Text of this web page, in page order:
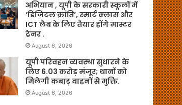
अभियान , यूपी के सरकारी स्कूलों में
‘डिजिटल क्रांति’, स्मार्ट क्लास और
ICT लैब के लिए तैयार होंगे मास्टर
ट्रेनर .
August 6, 2026
यूपी परिवहन व्यवस्था सुधारने के
लिए 6.03 करोड़ मंजूर; थानों को
मिलेगी कबाड़ वाहनों से मुक्ति.
August 6, 2026